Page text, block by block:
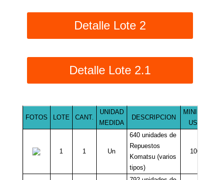
Detalle Lote 2
Detalle Lote 2.1
FOTOS LOTE CANT.
UNIDAD
MEDIDA
DESCRIPCION
MINIMO
USD
1 1 Un
640 unidades de
Repuestos
Komatsu (varios
tipos)
100